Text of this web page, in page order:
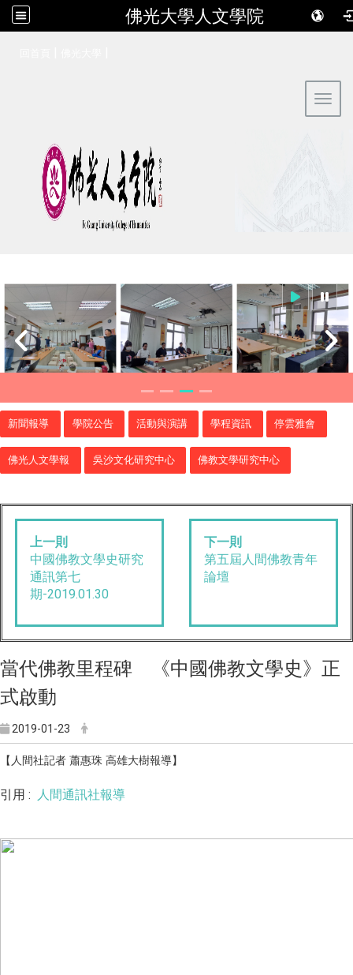
佛光大學人文學院
新聞報導 學院公告 活動與演講 學程資訊 停雲雅會
佛光人文學報 吳沙文化研究中心 佛教文學研究中心
上一則
中國佛教文學史研究
通訊第七
期-2019.01.30
下一則
第五屆人間佛教青年
論壇
當代佛教里程碑 《中國佛教文學史》正
式啟動
2019-01-23
【人間社記者 蕭惠珠 高雄大樹報導】
引用 : 人間通訊社報導